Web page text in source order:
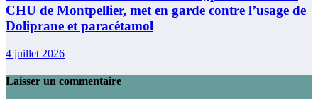
CHU de Montpellier, met en garde contre l’usage de
Doliprane et paracétamol
4 juillet 2026
Laisser un commentaire